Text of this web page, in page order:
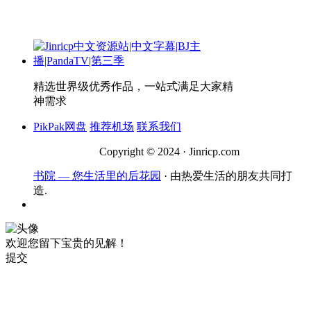
精选世界级优秀作品，一站式满足大家精
神需求
PikPak网盘 推荐机场 联系我们
Copyright © 2024 · Jinricp.com
书院 — 您生活里的后花园 · 由热爱生活的朋友共同打
造.
欢迎您留下宝贵的见解！
提交